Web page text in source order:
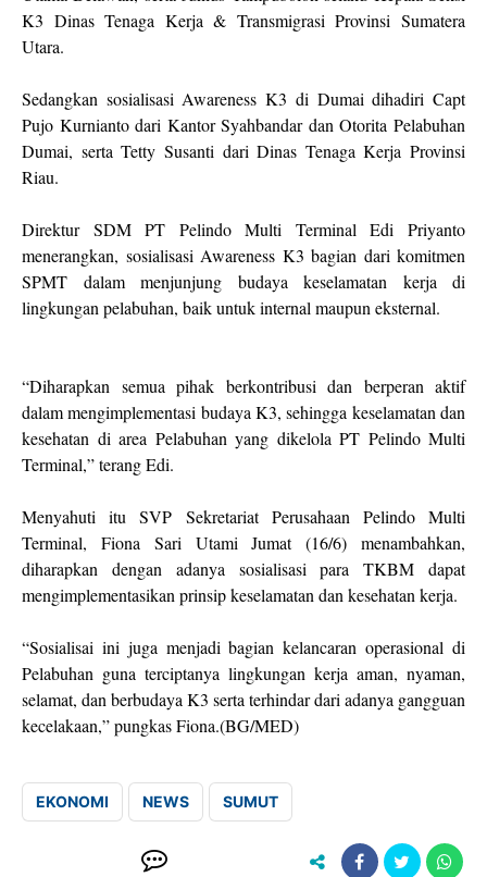
K3 Dinas Tenaga Kerja & Transmigrasi Provinsi Sumatera
Utara.
Sedangkan sosialisasi Awareness K3 di Dumai dihadiri Capt
Pujo Kurnianto dari Kantor Syahbandar dan Otorita Pelabuhan
Dumai, serta Tetty Susanti dari Dinas Tenaga Kerja Provinsi
Riau.
Direktur SDM PT Pelindo Multi Terminal Edi Priyanto
menerangkan, sosialisasi Awareness K3 bagian dari komitmen
SPMT dalam menjunjung budaya keselamatan kerja di
lingkungan pelabuhan, baik untuk internal maupun eksternal.
“Diharapkan semua pihak berkontribusi dan berperan aktif
dalam mengimplementasi budaya K3, sehingga keselamatan dan
kesehatan di area Pelabuhan yang dikelola PT Pelindo Multi
Terminal,” terang Edi.
Menyahuti itu SVP Sekretariat Perusahaan Pelindo Multi
Terminal, Fiona Sari Utami Jumat (16/6) menambahkan,
diharapkan dengan adanya sosialisasi para TKBM dapat
mengimplementasikan prinsip keselamatan dan kesehatan kerja.
“Sosialisai ini juga menjadi bagian kelancaran operasional di
Pelabuhan guna terciptanya lingkungan kerja aman, nyaman,
selamat, dan berbudaya K3 serta terhindar dari adanya gangguan
kecelakaan,” pungkas Fiona.(BG/MED)
EKONOMI NEWS SUMUT